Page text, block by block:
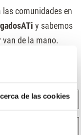
de las cookies
las comunidades en
y sabemos
van de la mano.